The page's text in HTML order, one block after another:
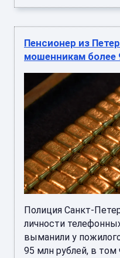
Пенсионер из
мошенникам более
Полиция Санкт-
личности
выманили у
95 млн рублей, в том